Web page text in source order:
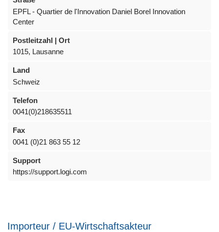
EPFL - Quartier de l'Innovation Daniel Borel Innovation
Center
Postleitzahl | Ort
1015, Lausanne
Land
Schweiz
Telefon
0041(0)218635511
Fax
0041 (0)21 863 55 12
Support
https://support.logi.com
Importeur / EU-Wirtschaftsakteur